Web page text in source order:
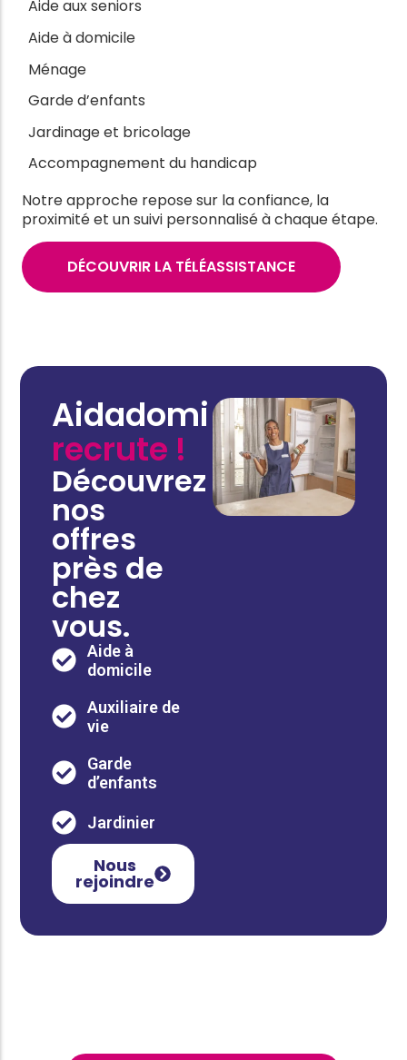
Aide aux seniors
Aide à domicile
Ménage
Garde d’enfants
Jardinage et bricolage
Accompagnement du handicap
Notre approche repose sur la confiance, la
proximité et un suivi personnalisé à chaque étape.
DÉCOUVRIR LA TÉLÉASSISTANCE
Aidadomi
recrute !
Découvrez
nos
offres
près de
chez
vous.
Aide à
domicile
Auxiliaire de
vie
Garde
d’enfants
Jardinier
Nous
rejoindre